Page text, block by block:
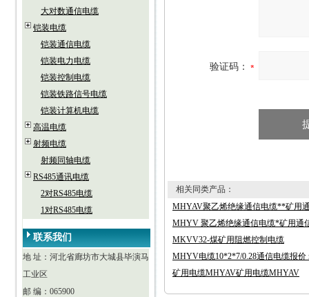
大对数通信电缆
铠装电缆
铠装通信电缆
铠装电力电缆
铠装控制电缆
铠装铁路信号电缆
铠装计算机电缆
高温电缆
射频电缆
射频同轴电缆
RS485通讯电缆
2对RS485电缆
1对RS485电缆
联系我们
地 址：河北省廊坊市大城县毕演马
工业区
邮 编：065900
验证码：
相关同类产品：
MHYAV聚乙烯绝缘通信电缆**矿用
MHYV 聚乙烯绝缘通信电缆*矿用通
MKVV32-煤矿用阻燃控制电缆
MHYV电缆10*2*7/0.28通信电缆报价
矿用电缆MHYAV矿用电缆MHYAV